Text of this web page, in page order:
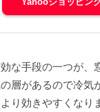
な手段の一つが
層があるので冷
り効きやすくなり